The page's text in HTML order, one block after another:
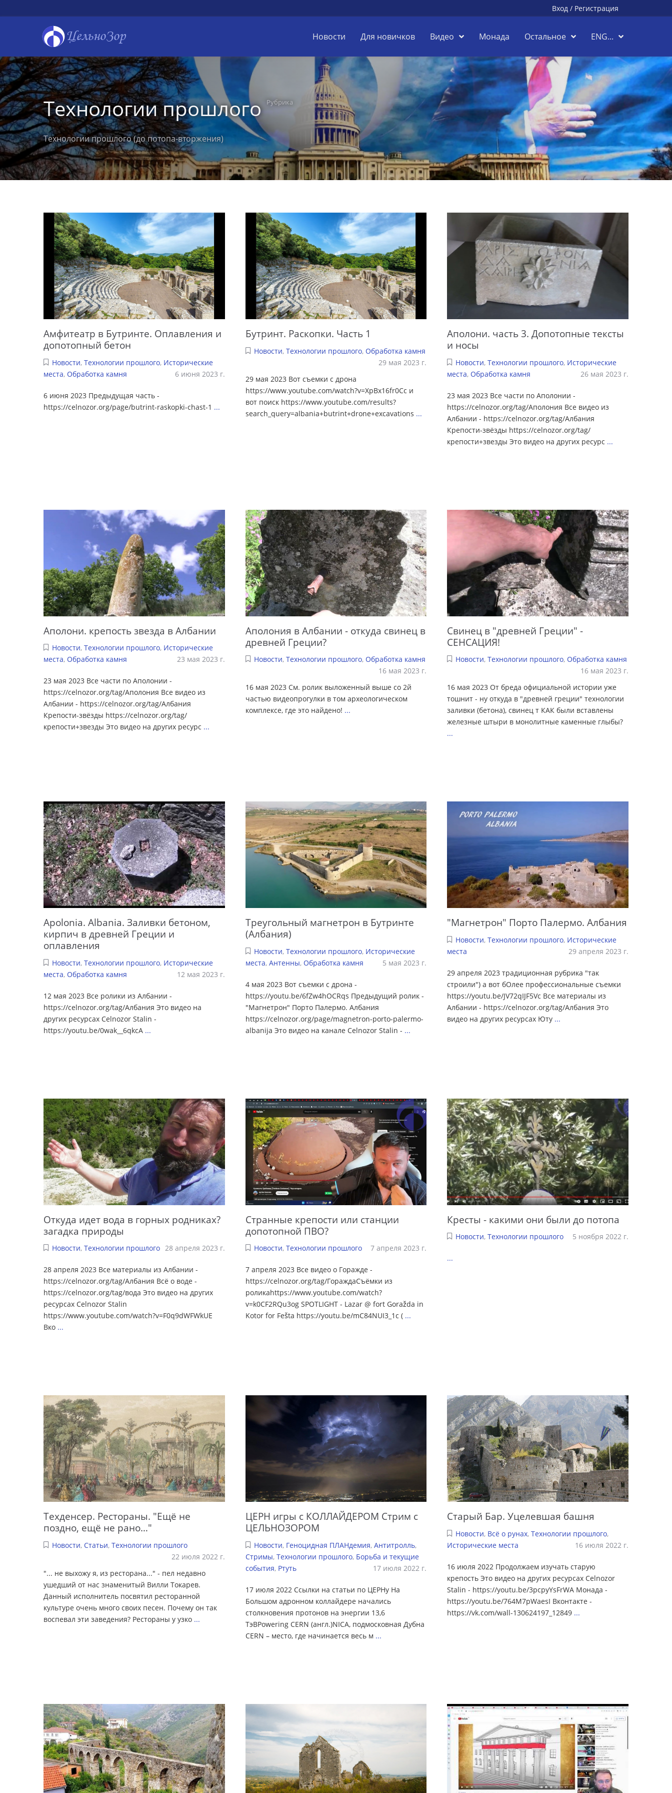
Вход / Регистрация
ЦельноЗор Новости Для новичков Видео Монада Остальное ENG...
Технологии прошлого Рубрика
Технологии прошлого (до потопа-вторжения)
Амфитеатр в Бутринте. Оплавления и
допотопный бетон
Новости, Технологии прошлого, Исторические
места, Обработка камня 6 июня 2023 г.
6 июня 2023 Предыдущая часть -
https://celnozor.org/page/butrint-raskopki-chast-1 ...
Бутринт. Раскопки. Часть 1
Новости, Технологии прошлого, Обработка камня
29 мая 2023 г.
29 мая 2023 Вот съемки с дрона
https://www.youtube.com/watch?v=XpBx16fr0Cc и
вот поиск https://www.youtube.com/results?
search_query=albania+butrint+drone+excavations ...
Аполони. часть 3. Допотопные тексты
и носы
Новости,Технологии прошлого, Исторические
места, Обработка камня 26 мая 2023 г.
23 мая 2023 Все части по Аполонии -
https://celnozor.org/tag/Аполония Все видео из
Албании - https://celnozor.org/tag/Албания
Крепости-звёзды https://celnozor.org/tag/
крепости+звезды Это видео на других ресурс ...
Аполони. крепость звезда в Албании
Новости, Технологии прошлого, Исторические
места, Обработка камня 23 мая 2023 г.
23 мая 2023 Все части по Аполонии -
https://celnozor.org/tag/Аполония Все видео из
Албании - https://celnozor.org/tag/Албания
Крепости-звёзды https://celnozor.org/tag/
крепости+звезды Это видео на других ресурс ...
Аполония в Албании - откуда свинец в
древней Греции?
Новости, Технологии прошлого, Обработка камня
16 мая 2023 г.
16 мая 2023 См. ролик выложенный выше со 2й
частью видеопрогулки в том археологическом
комплексе, где это найдено! ...
Свинец в "древней Греции" -
СЕНСАЦИЯ!
Новости,Технологии прошлого, Обработка камня
16 мая 2023 г.
16 мая 2023 От бреда официальной истории уже
тошнит - ну откуда в "древней греции" технологии
заливки (бетона), свинец т КАК были вставлены
железные штыри в монолитные каменные глыбы?
...
Apolonia. Albania. Заливки бетоном,
кирпич в древней Греции и
оплавления
Новости, Технологии прошлого, Исторические
места, Обработка камня 12 мая 2023 г.
12 мая 2023 Все ролики из Албании -
https://celnozor.org/tag/Албания Это видео на
других ресурсах Celnozor Stalin -
https://youtu.be/0wak__6qkcA ...
Треугольный магнетрон в Бутринте
(Албания)
Новости, Технологии прошлого, Исторические
места, Антенны, Обработка камня 5 мая 2023 г.
4 мая 2023 Вот съемки с дрона -
https://youtu.be/6fZw4hOCRqs Предыдущий ролик -
"Магнетрон" Порто Палермо. Албания
https://celnozor.org/page/magnetron-porto-palermo-
albanija Это видео на канале Celnozor Stalin - ...
"Магнетрон" Порто Палермо. Албания
Новости,Технологии прошлого, Исторические
места
29 апреля 2023 г.
29 апреля 2023 традиционная рубрика "так
строили") а вот бОлее профессиональные съемки
https://youtu.be/JV72qIJF5Vc Все материалы из
Албании - https://celnozor.org/tag/Албания Это
видео на других ресурсах Юту ...
Откуда идет вода в горных родниках?
загадка природы
Новости, Технологии прошлого 28 апреля 2023 г.
28 апреля 2023 Все материалы из Албании -
https://celnozor.org/tag/Албания Всё о воде -
https://celnozor.org/tag/вода Это видео на других
ресурсах Celnozor Stalin
https://www.youtube.com/watch?v=F0q9dWFWkUE
Вко ...
Странные крепости или станции
допотопной ПВО?
Новости, Технологии прошлого 7 апреля 2023 г.
7 апреля 2023 Все видео о Горажде -
https://celnozor.org/tag/ГораждаСъёмки из
роликаhttps://www.youtube.com/watch?
v=k0CF2RQu3og SPOTLIGHT - Lazar @ fort Goražda in
Kotor for Fešta https://youtu.be/mC84NUI3_1c ( ...
Кресты - какими они были до потопа
Новости,Технологии прошлого 5 ноября 2022 г.
...
Техденсер. Рестораны. "Ещё не
поздно, ещё не рано…"
Новости, Статьи, Технологии прошлого
22 июля 2022 г.
"... не выхожу я, из ресторана..." - пел недавно
ушедший от нас знаменитый Вилли Токарев.
Данный исполнитель посвятил ресторанной
культуре очень много своих песен. Почему он так
воспевал эти заведения? Рестораны у узко ...
ЦЕРН игры с КОЛЛАЙДЕРОМ Стрим с
ЦЕЛЬНОЗОРОМ
Новости, Геноцидная ПЛАНдемия, Антитролль,
Стримы, Технологии прошлого, Борьба и текущие
события, Ртуть 17 июля 2022 г.
17 июля 2022 Ссылки на статьи по ЦЕРНу На
Большом адронном коллайдере начались
столкновения протонов на энергии 13,6
ТэВPowering CERN (англ.)NICA, подмосковная Дубна
CERN – место, где начинается весь м ...
Старый Бар. Уцелевшая башня
Новости, Всё о рунах,Технологии прошлого,
Исторические места
16 июля 2022 г.
16 июля 2022 Продолжаем изучать старую
крепость Это видео на других ресурсах Celnozor
Stalin - https://youtu.be/3pcpyYsFrWA Монада -
https://youtu.be/764M7pWaesI Вконтакте -
https://vk.com/wall-130624197_12849 ...